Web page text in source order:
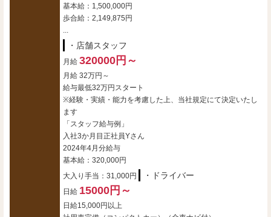
基本給：1,500,000円
歩合給：2,149,875円
・店舗スタッフ
月給 320000円～
月給 32万円～
給与最低32万円スタート
※経験・実績・能力を考慮した上、当社規定にて決定いたし
ます
「スタッフ給与例」
入社3か月目正社員Yさん
2024年4月分給与
基本給：320,000円
大入り手当：31,000円
・ドライバー
日給 15000円～
日給15,000円以上